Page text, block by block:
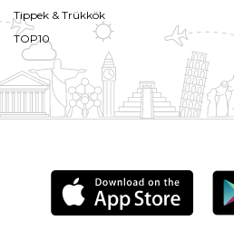
Tippek & Trükkök
TOP10